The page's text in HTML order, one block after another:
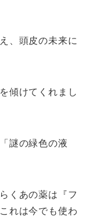
、頭皮の未来に
傾けてくれまし
謎の緑色の液
くあの薬は『フ
れは今でも使わ